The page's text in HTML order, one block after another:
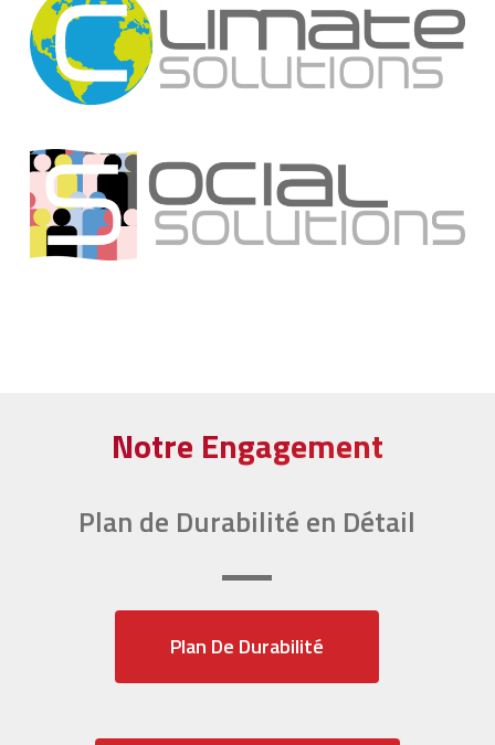
Notre Engagement
Plan de Durabilité en Détail
Plan De Durabilité